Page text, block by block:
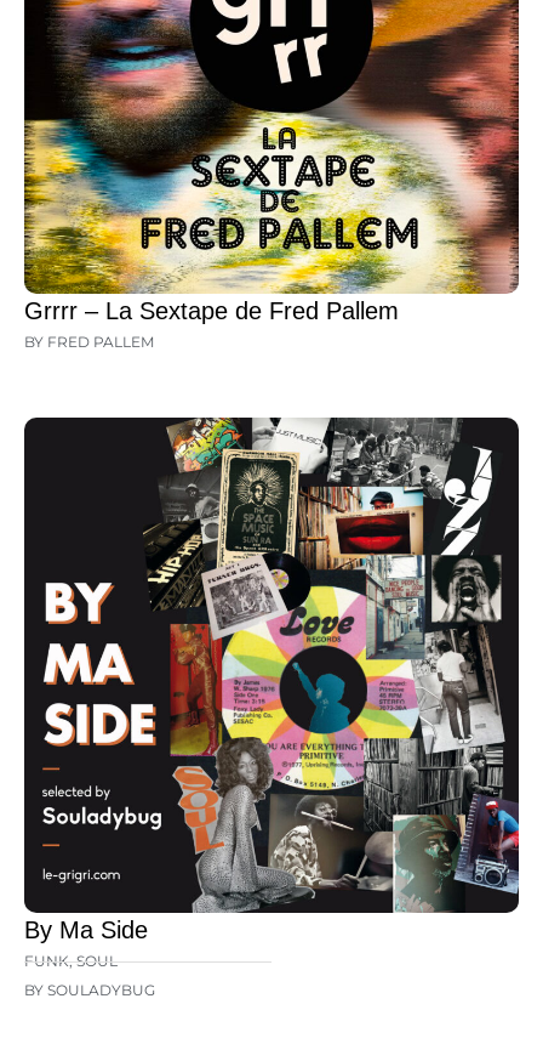
Grrrr – La Sextape de Fred Pallem
BY FRED PALLEM
By Ma Side
FUNK,SOUL
BY SOULADYBUG